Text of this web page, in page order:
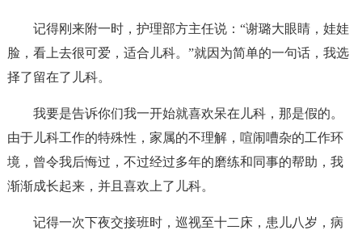
记得刚来附一时，护理部方主任说：“谢璐大眼睛，娃娃
脸，看上去很可爱，适合儿科。”就因为简单的一句话，我选
择了留在了儿科。
我要是告诉你们我一开始就喜欢呆在儿科，那是假的。
由于儿科工作的特殊性，家属的不理解，喧闹嘈杂的工作环
境，曾令我后悔过，不过经过多年的磨练和同事的帮助，我
渐渐成长起来，并且喜欢上了儿科。
记得一次下夜交接班时，巡视至十二床，患儿八岁，病